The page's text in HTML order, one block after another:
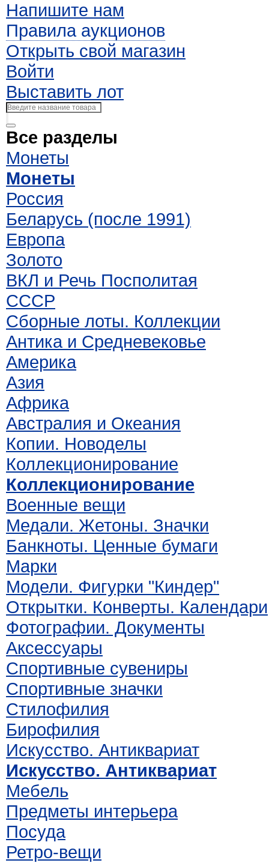
Напишите нам
Правила аукционов
Открыть свой магазин
Войти
Выставить лот
Все разделы
Монеты
Монеты
Россия
Беларусь (после 1991)
Европа
Золото
ВКЛ и Речь Посполитая
СССР
Сборные лоты. Коллекции
Антика и Средневековье
Америка
Азия
Африка
Австралия и Океания
Копии. Новоделы
Коллекционирование
Коллекционирование
Военные вещи
Медали. Жетоны. Значки
Банкноты. Ценные бумаги
Марки
Модели. Фигурки "Киндер"
Открытки. Конверты. Календари
Фотографии. Документы
Аксессуары
Спортивные сувениры
Спортивные значки
Стилофилия
Бирофилия
Искусство. Антиквариат
Искусство. Антиквариат
Мебель
Предметы интерьера
Посуда
Ретро-вещи